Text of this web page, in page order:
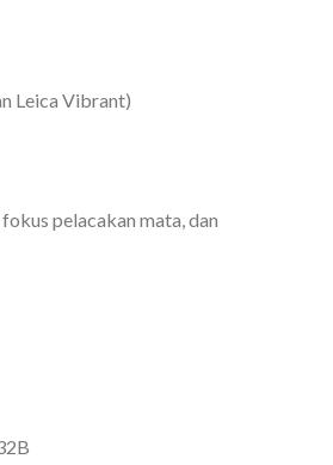
Leica Vibrant)
pelacakan mata, dan